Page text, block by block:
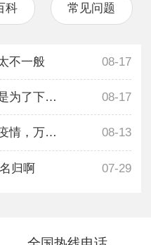
科 常见问题
不一般 08-17
展会回顾 | 这一次的努力，是为了下一次更好地相遇 08-17
支援桌椅、志愿演练 | 防控疫情，万千在行动 08-13
归啊 07-29